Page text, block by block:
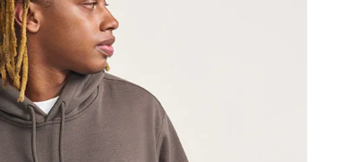
6 .
crosspath
authentic
8.
vans knu
9.
vans hylane
.